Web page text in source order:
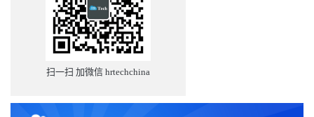
扫一扫 加微信 hrtechchina